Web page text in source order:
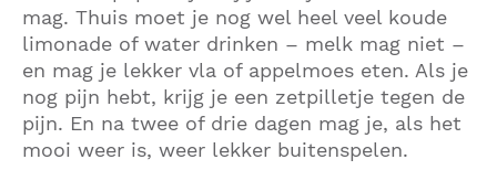
mag. Thuis moet je nog wel heel veel koude
limonade of water drinken – melk mag niet –
en mag je lekker vla of appelmoes eten. Als je
nog pijn hebt, krijg je een zetpilletje tegen de
pijn. En na twee of drie dagen mag je, als het
mooi weer is, weer lekker buitenspelen.